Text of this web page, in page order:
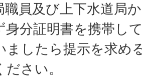
職員及び上下水道局
身分証明書を携帯し
ましたら提示を求め
さい。